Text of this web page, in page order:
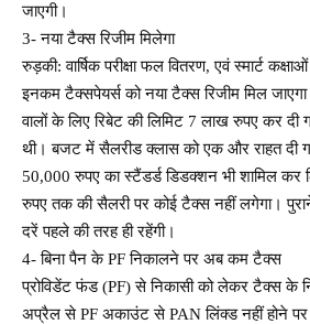
जाएगी।
3- नया टैक्स रिजीम मिलेगा
रुड़की: वार्षिक परीक्षा फल वितरण, एवं स्मार्ट
इनकम टैक्सपेयर्स को नया टैक्स रिजीम मिल
वालों के लिए रिबेट की लिमिट 7 लाख रुपए कर
थी। बजट में सैलरीड क्लास को एक और राहत दी
50,000 रुपए का स्टैंडर्ड डिडक्शन भी शामिल कर
रुपए तक की सैलरी पर कोई टैक्स नहीं लगेगा।
दरें पहले की तरह ही रहेंगी।
4- बिना पैन के PF निकालने पर अब कम टैक्स
प्रोविडेंट फंड (PF) से निकासी को लेकर टैक्स के
अप्रैल से PF अकाउंट से PAN लिंक्ड नहीं होने